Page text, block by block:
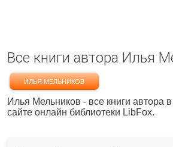
Все книги автора Илья
ИЛЬЯ МЕЛЬНИКОВ
Илья Мельников - все книги автора
сайте онлайн библиотеки LibFox.